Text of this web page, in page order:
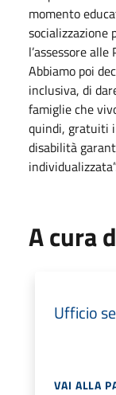
momento
l’assessore
Abbiamo poi
inclusiva, di
famiglie che
quindi, gratuiti
disabilità
A cura
Ufficio
VAI ALLA